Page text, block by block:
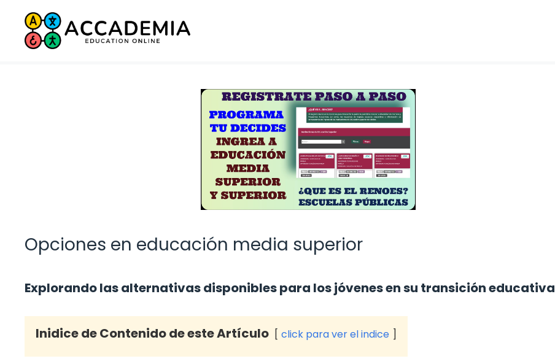
Saltar
contenido
Opciones en educación media superior
Explorando las alternativas disponibles para los jóvenes en su transición educativa
Inidice de Contenido de este Artículo click para ver el indice